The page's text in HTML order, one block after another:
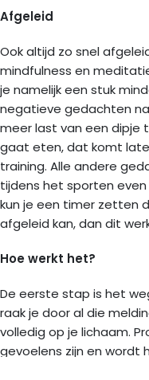
Afgeleid
Ook altijd zo snel
mindfulness en
je namelijk een stuk
negatieve gedachten
meer last van een dipje
gaat eten, dat komt
training. Alle andere
tijdens het sporten
kun je een timer zetten
afgeleid kan, dan dit
Hoe werkt het?
De eerste stap is het
raak je door al die
volledig op je lichaam.
gevoelens zijn en wordt
focus op je ademhaling